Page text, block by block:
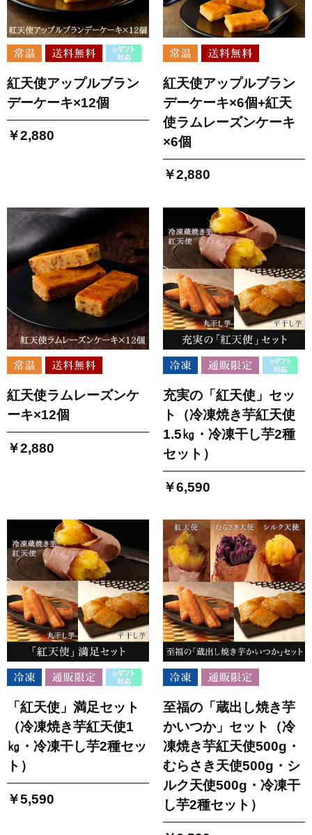
紅天使アップルブラン
デーケーキ×12個
￥2,880
紅天使アップルブラン
デーケーキ×6個+紅天
使ラムレーズンケーキ
×6個
￥2,880
紅天使ラムレーズンケ
ーキ×12個
￥2,880
充実の「紅天使」セッ
ト（冷凍焼き芋紅天使
1.5㎏・冷凍干し芋2種
セット）
￥6,590
「紅天使」満足セット
（冷凍焼き芋紅天使1
㎏・冷凍干し芋2種セッ
ト）
￥5,590
至福の「蔵出し焼き芋
かいつか」セット（冷
凍焼き芋紅天使500g・
むらさき天使500g・シ
ルク天使500g・冷凍干
し芋2種セット）